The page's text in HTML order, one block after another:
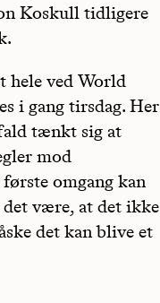
Koskull tidligere
hele ved World
i gang tirsdag. Her
tænkt sig at
mod
omgang kan
det være, at det ikke
det kan blive et